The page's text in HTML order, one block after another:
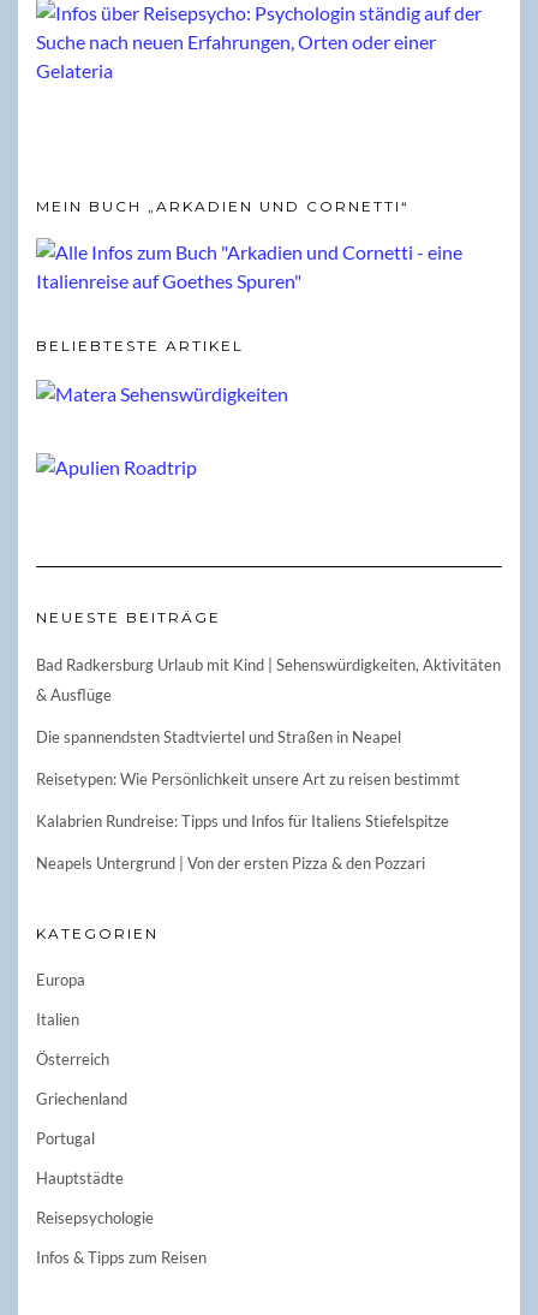
MEIN BUCH „ARKADIEN UND CORNETTI“
BELIEBTESTE ARTIKEL
NEUESTE BEITRÄGE
Bad Radkersburg Urlaub mit Kind | Sehenswürdigkeiten, Aktivitäten
& Ausflüge
Die spannendsten Stadtviertel und Straßen in Neapel
Reisetypen: Wie Persönlichkeit unsere Art zu reisen bestimmt
Kalabrien Rundreise: Tipps und Infos für Italiens Stiefelspitze
Neapels Untergrund | Von der ersten Pizza & den Pozzari
KATEGORIEN
Europa
Italien
Österreich
Griechenland
Portugal
Hauptstädte
Reisepsychologie
Infos & Tipps zum Reisen